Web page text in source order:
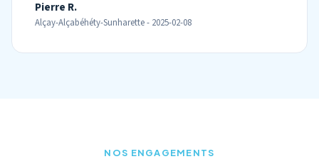
Pierre R.
Alçay-Alçabéhéty-Sunharette - 2025-02-08
NOS ENGAGEMENTS